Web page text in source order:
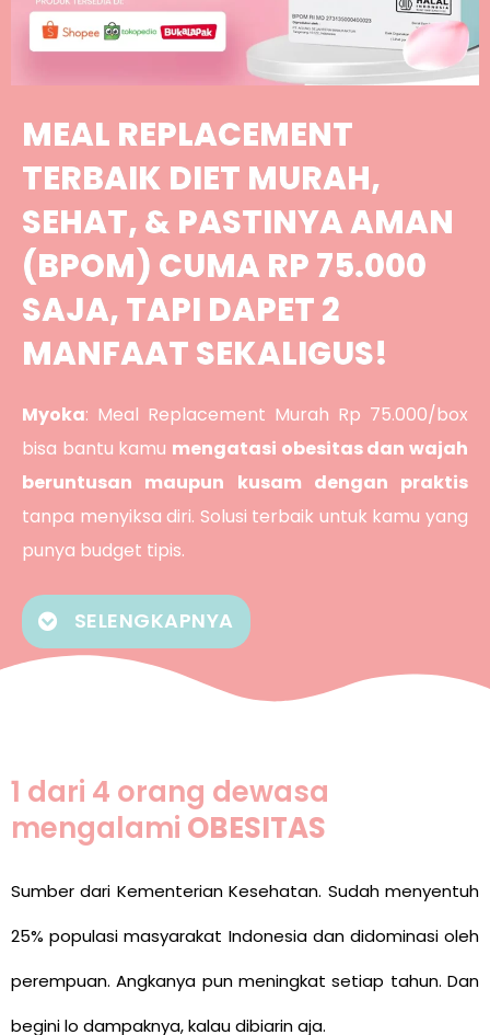
MEAL REPLACEMENT
TERBAIK DIET MURAH,
SEHAT, & PASTINYA AMAN
(BPOM) CUMA RP 75.000
SAJA, TAPI DAPET 2
MANFAAT SEKALIGUS!
Myoka: Meal Replacement Murah Rp 75.000/box
bisa bantu kamu mengatasi obesitas dan wajah
beruntusan maupun kusam dengan praktis
tanpa menyiksa diri. Solusi terbaik untuk kamu yang
punya budget tipis.
SELENGKAPNYA
1 dari 4 orang dewasa
mengalami OBESITAS
Sumber dari Kementerian Kesehatan. Sudah menyentuh
25% populasi masyarakat Indonesia dan didominasi oleh
perempuan. Angkanya pun meningkat setiap tahun. Dan
begini lo dampaknya, kalau dibiarin aja.